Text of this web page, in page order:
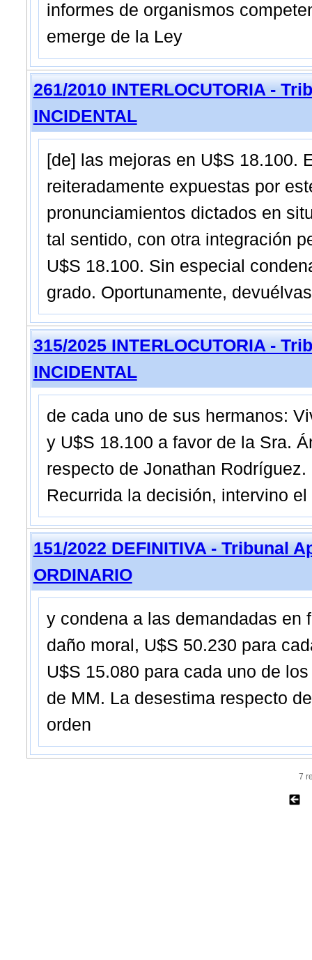
informes de organismos
emerge de la Ley
261/2010 INTERLOCUTORIA -
INCIDENTAL
[de] las mejoras en U$S 18.100.
reiteradamente expuestas por
pronunciamientos dictados en
tal sentido, con otra integración
U$S 18.100. Sin especial
grado. Oportunamente,
315/2025 INTERLOCUTORIA -
INCIDENTAL
de cada uno de sus hermanos:
y U$S 18.100 a favor de la Sra.
respecto de Jonathan
Recurrida la decisión, intervino
151/2022 DEFINITIVA - Tribunal
ORDINARIO
y condena a las demandadas en
daño moral, U$S 50.230 para
U$S 15.080 para cada uno de
de MM. La desestima respecto
orden
7